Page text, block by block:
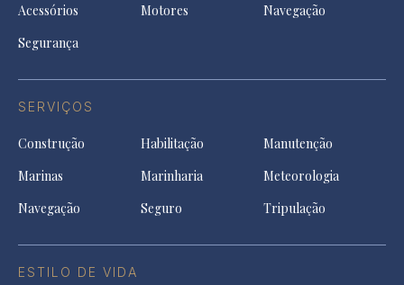
Acessórios Motores
Navegação
Segurança
SERVIÇOS
Construção Habilitação
Manutenção
Marinas
Marinharia
Meteorologia
Navegação
Seguro Tripulação
ESTILO DE VIDA